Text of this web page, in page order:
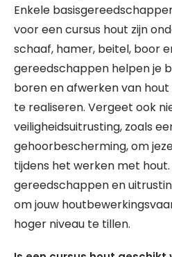
Enkele
voor een cursus hout zijn
schaaf, hamer, beitel, boor
gereedschappen helpen je
boren en afwerken van
te realiseren. Vergeet ook
veiligheidsuitrusting, zoals
gehoorbescherming, om
tijdens het werken met
gereedschappen en
om jouw
hoger niveau te tillen.